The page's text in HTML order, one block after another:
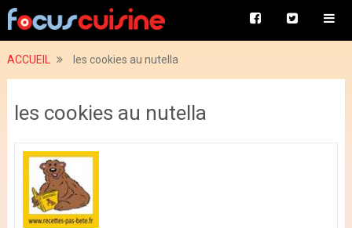
ACCUEIL les cookies au nutella
les cookies au nutella